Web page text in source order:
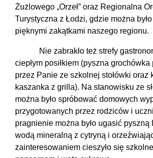
Żużlowego „Orzeł” oraz Regionalna
Turystyczna z Łodzi, gdzie można
pięknymi zakątkami naszego regionu.
Nie zabrakło też strefy
ciepłym posiłkiem (pyszna
przez Panie ze szkolnej stołówki oraz
kaszanka z grilla). Na stanowisku ze
można było spróbować domowych
przygotowanych przez rodziców i
pragnienie można było ugasić pyszną
wodą mineralną z cytryną i
zainteresowaniem cieszyło się